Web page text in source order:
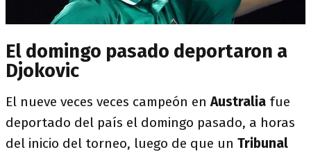
El domingo pasado deportaron a
Djokovic
El nueve veces veces campeón enAustralia fue
deportado del país el domingo pasado, a horas
del inicio del torneo, luego de que un Tribunal